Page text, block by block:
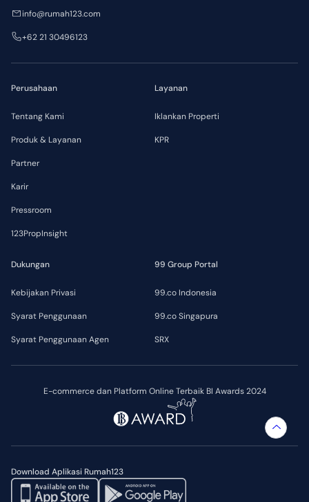
E-commerce dan Platform Online Terbaik BI Awards 2024
Download Aplikasi Rumah123
Perusahaan
Tentang Kami
Produk & Layanan
Partner
Karir
Pressroom
123PropInsight
Layanan
Iklankan Properti
KPR
Dukungan
Kebijakan Privasi
Syarat Penggunaan
Syarat Penggunaan Agen
99 Group Portal
99.co Indonesia
99.co Singapura
SRX
info@rumah123.com
+62 21 30496123